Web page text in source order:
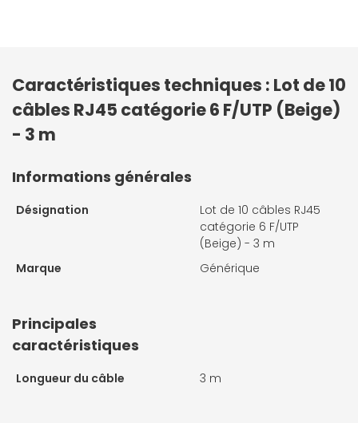
Caractéristiques techniques : Lot de 10
câbles RJ45 catégorie 6 F/UTP (Beige)
- 3 m
Informations générales
Désignation
Lot de 10 câbles RJ45
catégorie 6 F/UTP
(Beige) - 3 m
Marque
Générique
Principales
caractéristiques
Longueur du câble 3 m